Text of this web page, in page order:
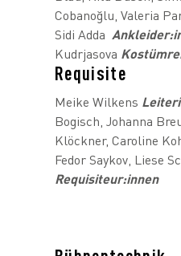
Cobanoğlu, Valeria
Sidi Adda
Kudrjasova
Requisite
Meike Wilkens
Bogisch, Johanna
Klöckner, Caroline
Fedor Saykov, Liese
Requisiteur:innen